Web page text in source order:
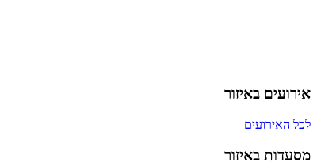
אירועים באיזור
לכל האירועים
מסעדות באיזור